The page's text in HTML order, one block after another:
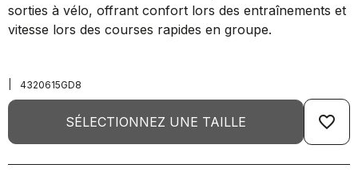
sorties à vélo, offrant confort lors des entraînements et
vitesse lors des courses rapides en groupe.
4320615GD8
SÉLECTIONNEZ UNE TAILLE favorite_border